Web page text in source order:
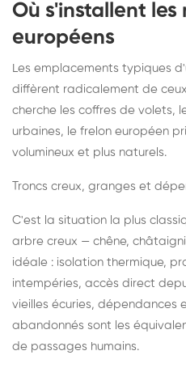
Où s'installent les
européens
Les emplacements typiques
diffèrent radicalement de
cherche les coffres de volets,
urbaines, le frelon européen
volumineux et plus naturels.
Troncs creux, granges et
C'est la situation la plus
arbre creux — chêne,
idéale : isolation thermique,
intempéries, accès direct
vieilles écuries, dépendances
abandonnés sont les
de passages humains.